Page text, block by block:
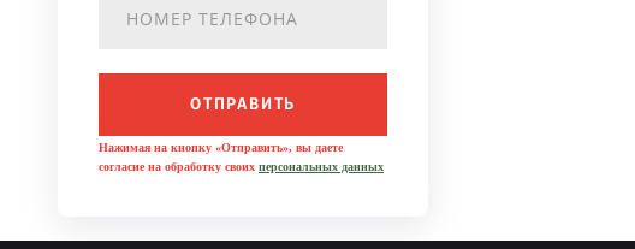
ОТПРАВИТЬ
Нажимая на кнопку «Отправить», вы даете
согласие на обработку своих персональных данных